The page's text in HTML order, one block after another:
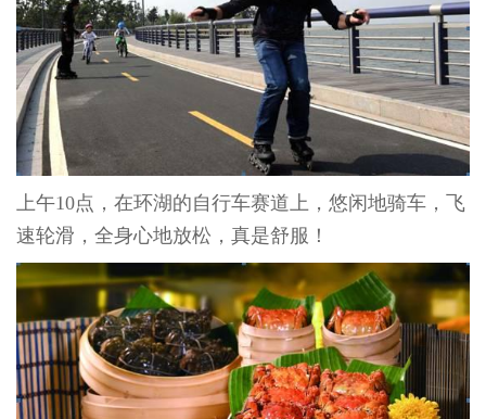
上午10点，在环湖的自行车赛道上，悠闲地骑车，飞
速轮滑，全身心地放松，真是舒服！